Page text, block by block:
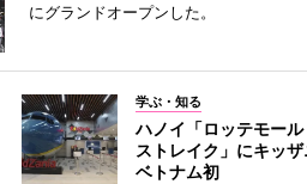
にグランドオープンした。
学ぶ・知る
ハノイ「ロッテモー
ストレイク」にキッ
ベトナム初